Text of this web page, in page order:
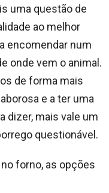
uma questão de
ao melhor
encomendar num
onde vem o animal.
de forma mais
e a ter uma
dizer, mais vale um
questionável.
forno, as opções